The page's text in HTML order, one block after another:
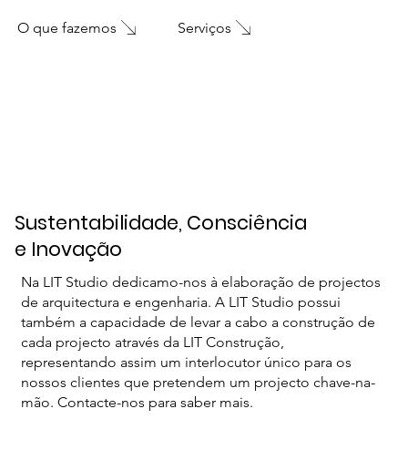
O que fazemos Serviços
Sustentabilidade, Consciência
e Inovação
Na LIT Studio dedicamo-nos à elaboração de projectos
de arquitectura e engenharia. A LIT Studio possui
também a capacidade de levar a cabo a construção de
cada projecto através da LIT Construção,
representando assim um interlocutor único para os
nossos clientes que pretendem um projecto chave-na-
mão. Contacte-nos para saber mais.